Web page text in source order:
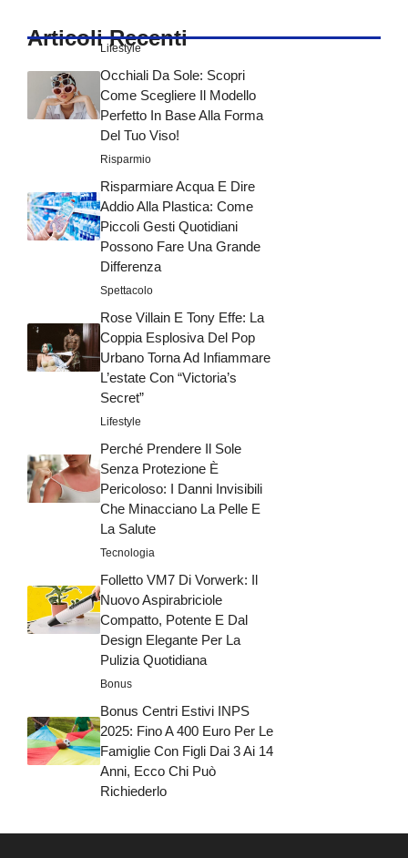
Articoli Recenti
Lifestyle
Occhiali Da Sole: Scopri
Come Scegliere Il Modello
Perfetto In Base Alla Forma
Del Tuo Viso!
Risparmio
Risparmiare Acqua E Dire
Addio Alla Plastica: Come
Piccoli Gesti Quotidiani
Possono Fare Una Grande
Differenza
Spettacolo
Rose Villain E Tony Effe: La
Coppia Esplosiva Del Pop
Urbano Torna Ad Infiammare
L’estate Con “Victoria’s
Secret”
Lifestyle
Perché Prendere Il Sole
Senza Protezione È
Pericoloso: I Danni Invisibili
Che Minacciano La Pelle E
La Salute
Tecnologia
Folletto VM7 Di Vorwerk: Il
Nuovo Aspirabriciole
Compatto, Potente E Dal
Design Elegante Per La
Pulizia Quotidiana
Bonus
Bonus Centri Estivi INPS
2025: Fino A 400 Euro Per Le
Famiglie Con Figli Dai 3 Ai 14
Anni, Ecco Chi Può
Richiederlo